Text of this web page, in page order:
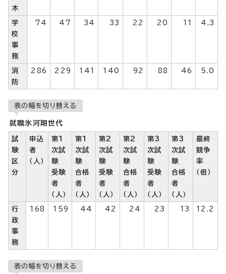
木
学
校
事
務
74 47 34 33 22 20 11 4.3
消
防
286 229 141 140 92 88 46 5.0
表の幅を切り替える
就職氷河期世代
試
験
区
分
申込
者
（人）
第1
次試
験
受験
者
（人）
第1
次試
験
合格
者
（人）
第2
次試
験
受験
者
（人）
第2
次試
験
合格
者
（人）
第3
次試
験
受験
者
（人）
第3
次試
験
合格
者
（人）
最終
競争
率
（倍）
行
政
事
務
168 159 44 42 24 23 13 12.2
表の幅を切り替える